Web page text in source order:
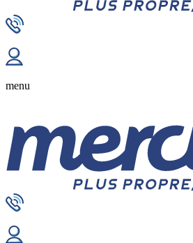
menu